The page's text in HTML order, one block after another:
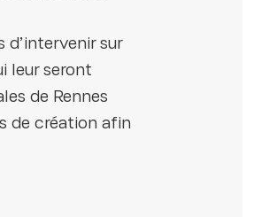
sur
leur seront
de Rennes
de création afin